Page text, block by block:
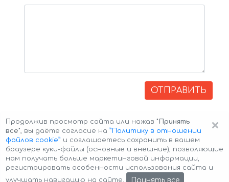
ОТПРАВИТЬ
Авторские права © 2026 Авто-Аренда Cookie Policy
×
Продолжив просмотр сайта или нажав "Принять
все", вы даёте согласие на ”Политику в отношении
файлов cookie” и соглашаетесь сохранить в вашем
браузере куки-файлы (основные и внешние), позволяющие
нам получать больше маркетинговой информации,
регистрировать особенности использования сайта и
улучшать навигацию на сайте.
Принять все